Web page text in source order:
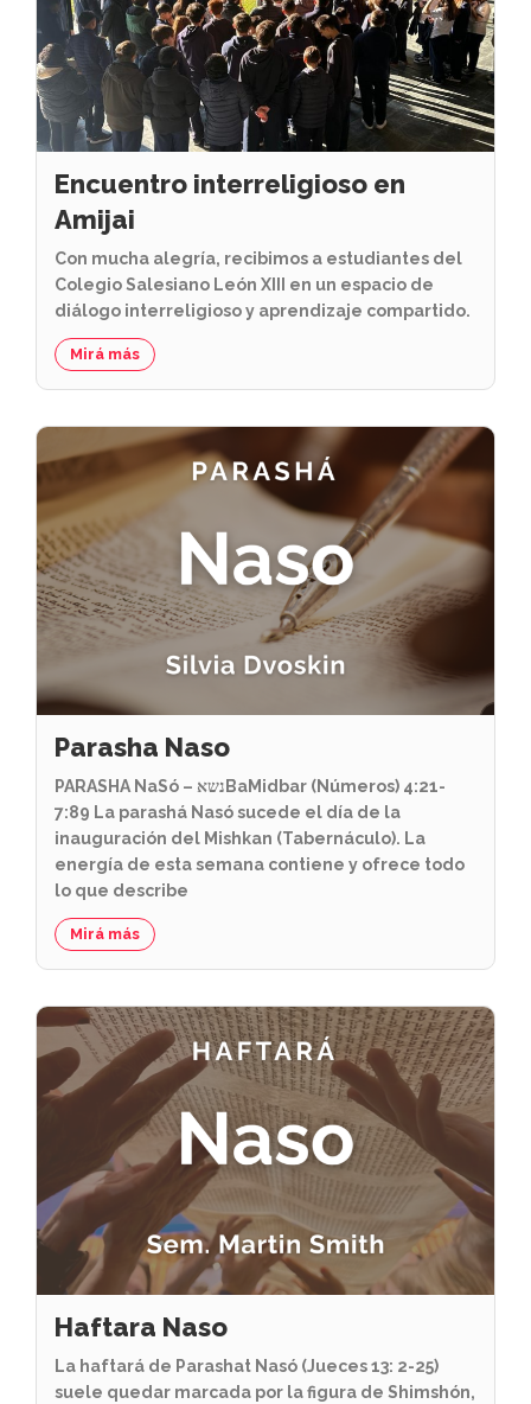
Encuentro interreligioso en
Amijai
Con mucha alegría, recibimos a estudiantes del
Colegio Salesiano León XIII en un espacio de
diálogo interreligioso y aprendizaje compartido.
Mirá más
Parasha Naso
PARASHA NaSó – נשאBaMidbar (Números) 4:21-
7:89 La parashá Nasó sucede el día de la
inauguración del Mishkan (Tabernáculo). La
energía de esta semana contiene y ofrece todo
lo que describe
Mirá más
Haftara Naso
La haftará de Parashat Nasó (Jueces 13: 2-25)
suele quedar marcada por la figura de Shimshón,